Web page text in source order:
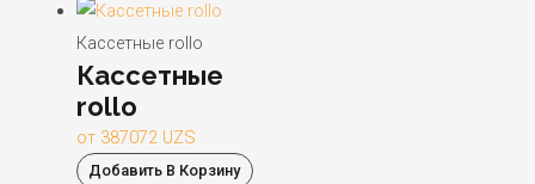
Кассетные rollo
Кассетные
rollo
от 387072 UZS
Добавить В Корзину